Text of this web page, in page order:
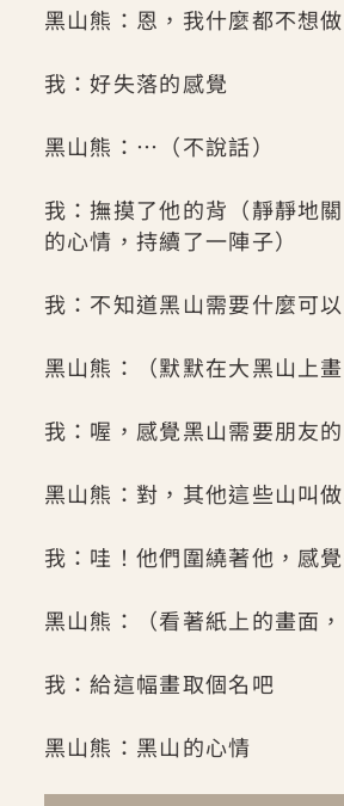
黑山熊：恩，我什麼都不想做
我：好失落的感覺
黑山熊：…（不說話）
我：撫摸了他的背（靜靜地
的心情，持續了一陣子）
我：不知道黑山需要什麼可
黑山熊：（默默在大黑山上畫
我：喔，感覺黑山需要朋友
黑山熊：對，其他這些山叫
我：哇！他們圍繞著他，感
黑山熊：（看著紙上的畫面，
我：給這幅畫取個名吧
黑山熊：黑山的心情